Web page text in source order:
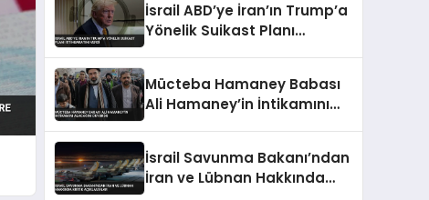
İsrail ABD’ye İran’ın Trump’a
Yönelik Suikast Planı
Mücteba Hamaney Babası
Ali Hamaney’in İntikamını
İsrail Savunma Bakanı’ndan
İran ve Lübnan Hakkında